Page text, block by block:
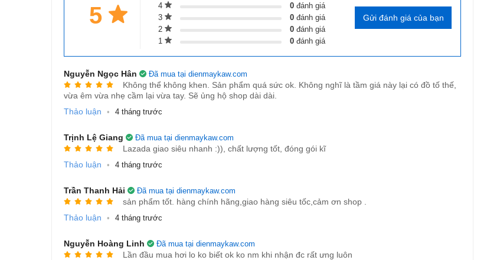
Hút chân không và hàn miệng túi nhanh chóng chỉ trong vài giây
Giữ thực phẩm tươi lâu, hạn chế vi khuẩn và nấm mốc
Thiết kế mini cầm tay, tiết kiệm không gian
Dễ sử dụng, chỉ với một nút bấm
Đường hàn chắc chắn, kín khí tuyệt đối
5
4
0 đánh giá
3
0 đánh giá
2
0 đánh giá
1
0 đánh giá
Gửi đánh giá của bạn
Nguyễn Ngọc Hân Đã mua tại dienmaykaw.com
Không thể không khen. Sản phẩm quá sức ok. Không nghĩ là tầm giá này lại có đồ tố thế,
vừa êm vừa nhẹ cầm lại vừa tay. Sẽ ủng hộ shop dài dài.
Thảo luận
• 4 tháng trước
Trịnh Lệ Giang Đã mua tại dienmaykaw.com
Lazada giao siêu nhanh :)), chất lượng tốt, đóng gói kĩ
Thảo luận
• 4 tháng trước
Trần Thanh Hải Đã mua tại dienmaykaw.com
sản phẩm tốt. hàng chính hãng,giao hàng siêu tốc,cảm ơn shop .
Thảo luận
• 4 tháng trước
Nguyễn Hoàng Linh Đã mua tại dienmaykaw.com
Lần đầu mua hơi lo ko biết ok ko nm khi nhận đc rất ưng luôn